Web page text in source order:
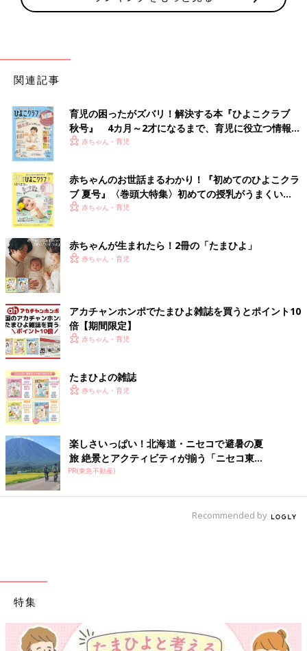
関連記事
育児の困ったがズバリ！解決する本『ひよこクラブ
秋号』 4カ月～2才になるまで、育児に役立つ情報が
いっぱい！
赤ちゃん・育児
赤ちゃんのお世話まるわかり！『初めてのひよこクラ
ブ 夏号』〈巻頭大特集〉初めての授乳がうまくい
く！ おっぱい・ミルクの基本と夏のトラブル 解決テ
赤ちゃん・育児
赤ちゃんが生まれたら！2冊の「たまひよ」
赤ちゃん・育児
アカチャンホンポでたまひよ雑誌を買うとポイント10
倍【期間限定】
赤ちゃん・育児
たまひよの雑誌
赤ちゃん・育児
楽しさいっぱい！北海道・ニセコで避暑の夏
旅 絶景とアクティビティが揃う「ニセコ東...
PR(東急不動産)
Recommended by
特集